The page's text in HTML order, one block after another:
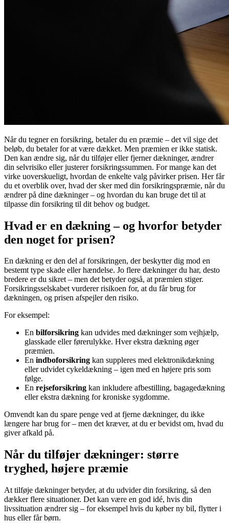
Når du tegner en forsikring, betaler du en præmie – det vil sige det
beløb, du betaler for at være dækket. Men præmien er ikke statisk.
Den kan ændre sig, når du tilføjer eller fjerner dækninger, ændrer
din selvrisiko eller justerer forsikringssummen. For mange kan det
virke uoverskueligt, hvordan de enkelte valg påvirker prisen. Her får
du et overblik over, hvad der sker med din forsikringspræmie, når du
ændrer på dine dækninger – og hvordan du kan bruge det til at
tilpasse din forsikring til dit behov og budget.
Hvad er en dækning – og hvorfor betyder
den noget for prisen?
En dækning er den del af forsikringen, der beskytter dig mod en
bestemt type skade eller hændelse. Jo flere dækninger du har, desto
bredere er du sikret – men det betyder også, at præmien stiger.
Forsikringsselskabet vurderer risikoen for, at du får brug for
dækningen, og prisen afspejler den risiko.
For eksempel:
En bilforsikring kan udvides med dækninger som vejhjælp,
glasskade eller førerulykke. Hver ekstra dækning øger
præmien.
En indboforsikring kan suppleres med elektronikdækning
eller udvidet cykeldækning – igen med en højere pris som
følge.
En rejseforsikring kan inkludere afbestilling, bagagedækning
eller ekstra dækning for kroniske sygdomme.
Omvendt kan du spare penge ved at fjerne dækninger, du ikke
længere har brug for – men det kræver, at du er bevidst om, hvad du
giver afkald på.
Når du tilføjer dækninger: større
tryghed, højere præmie
At tilføje dækninger betyder, at du udvider din forsikring, så den
dækker flere situationer. Det kan være en god idé, hvis din
livssituation ændrer sig – for eksempel hvis du køber ny bil, flytter i
hus eller får børn.